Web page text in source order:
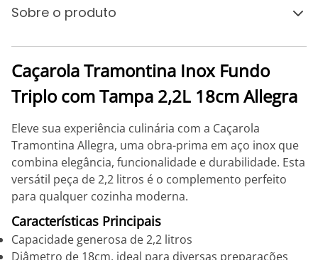
Sobre o produto
Caçarola Tramontina Inox Fundo
Triplo com Tampa 2,2L 18cm Allegra
Eleve sua experiência culinária com a Caçarola
Tramontina Allegra, uma obra-prima em aço inox que
combina elegância, funcionalidade e durabilidade. Esta
versátil peça de 2,2 litros é o complemento perfeito
para qualquer cozinha moderna.
Características Principais
Capacidade generosa de 2,2 litros
Diâmetro de 18cm, ideal para diversas preparações